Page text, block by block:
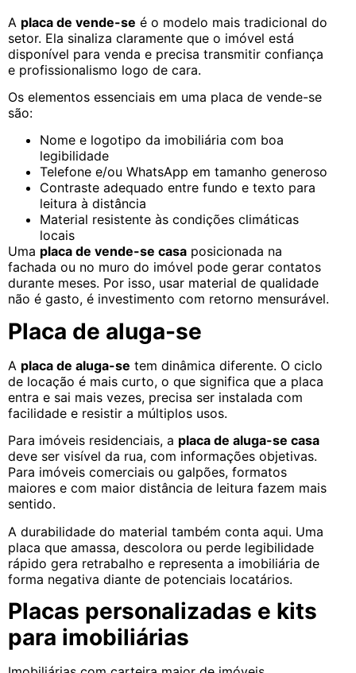
A placa de vende-se é o modelo mais tradicional do
setor. Ela sinaliza claramente que o imóvel está
disponível para venda e precisa transmitir confiança
e profissionalismo logo de cara.
Os elementos essenciais em uma placa de vende-se
são:
Nome e logotipo da imobiliária com boa
legibilidade
Telefone e/ou WhatsApp em tamanho generoso
Contraste adequado entre fundo e texto para
leitura à distância
Material resistente às condições climáticas
locais
Uma placa de vende-se casa posicionada na
fachada ou no muro do imóvel pode gerar contatos
durante meses. Por isso, usar material de qualidade
não é gasto, é investimento com retorno mensurável.
Placa de aluga-se
A placa de aluga-se tem dinâmica diferente. O ciclo
de locação é mais curto, o que significa que a placa
entra e sai mais vezes, precisa ser instalada com
facilidade e resistir a múltiplos usos.
Para imóveis residenciais, a placa de aluga-se casa
deve ser visível da rua, com informações objetivas.
Para imóveis comerciais ou galpões, formatos
maiores e com maior distância de leitura fazem mais
sentido.
A durabilidade do material também conta aqui. Uma
placa que amassa, descolora ou perde legibilidade
rápido gera retrabalho e representa a imobiliária de
forma negativa diante de potenciais locatários.
Placas personalizadas e kits
para imobiliárias